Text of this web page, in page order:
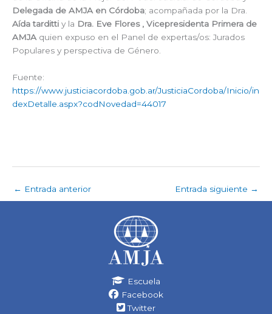
Delegada de AMJA en Córdoba; acompañada por la Dra.
Aída tarditti y la Dra. Eve Flores , Vicepresidenta Primera de
AMJA quien expuso en el Panel de expertas/os: Jurados
Populares y perspectiva de Género.
Fuente:
https://www.justiciacordoba.gob.ar/JusticiaCordoba/Inicio/in
dexDetalle.aspx?codNovedad=44017
← Entrada anterior Entrada siguiente →
Escuela
Facebook
Twitter